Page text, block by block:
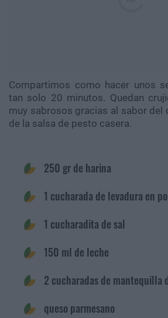
Compartimos como hacer unos
tan solo 20 minutos. Quedan
muy sabrosos gracias al sabor del
de la salsa de pesto casera.
250 gr de harina
1 cucharada de levadura en
1 cucharadita de sal
150 ml de leche
2 cucharadas de mantequilla
queso parmesano